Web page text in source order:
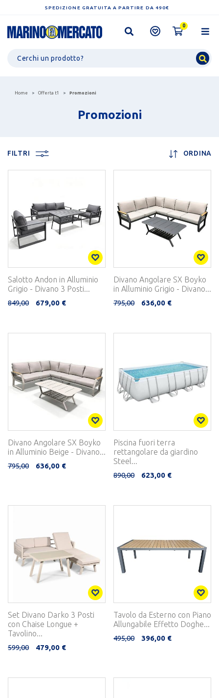
SPEDIZIONE GRATUITA A PARTIRE DA 490€
0
Home Offerta t1 Promozioni
Promozioni
FILTRI ORDINA
Salotto Andon in Alluminio
Grigio - Divano 3 Posti...
849,00 679,00 €
Divano Angolare SX Boyko
in Alluminio Grigio - Divano...
795,00 636,00 €
Divano Angolare SX Boyko
in Alluminio Beige - Divano...
795,00 636,00 €
Piscina fuori terra
rettangolare da giardino
Steel...
890,00 623,00 €
Set Divano Darko 3 Posti
con Chaise Longue +
Tavolino...
599,00 479,00 €
Tavolo da Esterno con Piano
Allungabile Effetto Doghe...
495,00 396,00 €